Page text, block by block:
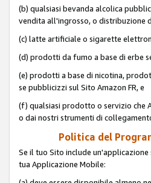
(b) qualsiasi bevanda alcolica
vendita all'ingrosso, o distribuzione
(c) latte artificiale o sigarette
(d) prodotti da fumo a base di erbe
(e) prodotti a base di nicotina,
se pubblicizzi sul Sito Amazon FR, e
(f) qualsiasi prodotto o servizio che
o dai nostri strumenti di
Politica del
Se il tuo Sito include
tua Applicazione Mobile: